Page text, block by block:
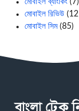
মোবাইল ব্যাংকিং (7)
মোবাইল রিভিউ
মোবাইল সিম(85)